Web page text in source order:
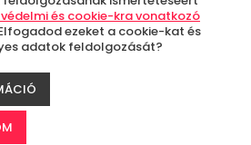
a csapatot. Az
azonban most egy
és nagyon
canyoningot is
egyedül, akár
és cookie-kra vonatkozó
ezeket a cookie-kat és
adatok feldolgozását?